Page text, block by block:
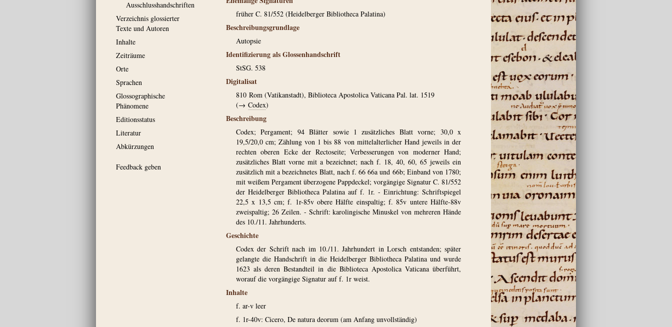
Ausschluss­handschriften
Verzeichnis glossierter
Texte und Autoren
Inhalte
Zeiträume
Orte
Sprachen
Glossographische
Phänomene
Editionsstatus
Literatur
Abkürzungen
Feedback geben
früher C. 81/552 (Heidelberger Bibliotheca Palatina)
Beschreibungsgrundlage
Autopsie
Identifizierung als Glossenhandschrift
StSG. 538
Digitalisat
810 Rom (Vatikanstadt), Biblioteca Apostolica Vaticana Pal. lat. 1519
(→ Codex)
Beschreibung
Codex; Pergament; 94 Blätter sowie 1 zusätzliches Blatt vorne; 30,0 x
19,5/20,0 cm; Zählung von 1 bis 88 von mittelalterlicher Hand jeweils in der
rechten oberen Ecke der Rectoseite; Verbesserungen von moderner Hand;
zusätzliches Blatt vorne mit a bezeichnet; nach f. 18, 40, 60, 65 jeweils ein
zusätzlich mit a bezeichnetes Blatt, nach f. 66 66a und 66b; Einband von 1780;
mit weißem Pergament überzogene Pappdeckel; vorgängige Signatur C. 81/552
der Heidelberger Bibliotheca Palatina auf f. 1r. - Einrichtung: Schriftspiegel
22,5 x 13,5 cm; f. 1r-85v obere Hälfte einspaltig; f. 85v untere Hälfte-88v
zweispaltig; 26 Zeilen. - Schrift: karolingische Minuskel von mehreren Hände
des 10./11. Jahrhunderts.
Geschichte
Codex der Schrift nach im 10./11. Jahrhundert in Lorsch entstanden; später
gelangte die Handschrift in die Heidelberger Bibliotheca Palatina und wurde
1623 als deren Bestandteil in die Biblioteca Apostolica Vaticana überführt,
worauf die vorgängige Signatur auf f. 1r weist.
Inhalte
f. ar-v leer
f. 1r-40v: Cicero, De natura deorum (am Anfang unvollständig)